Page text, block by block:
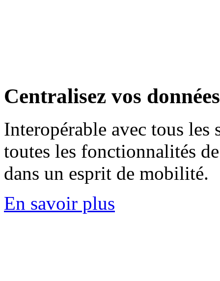
Centralisez vos
Interopérable avec tous les
toutes les fonctionnalités
dans un esprit de mobilité.
En savoir plus